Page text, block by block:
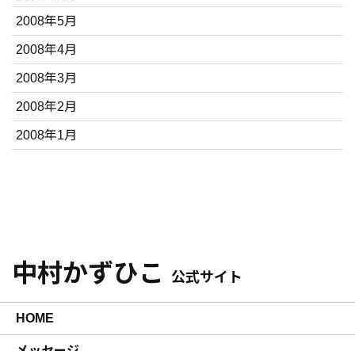
2008年5月
2008年4月
2008年3月
2008年2月
2008年1月
中村かずひこ 公式サイト
HOME